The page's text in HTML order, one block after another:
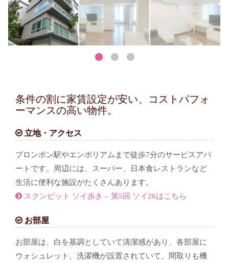
条件の割に家賃設定が安い、コストパフォ
ーマンスの高い物件。
立地・アクセス
プロンポン駅やエンポリアムまで徒歩7分のサービスアパ
ートです。周辺には、スーパー、日本食レストランなど
生活に便利な施設がたくさんあります。
スクンビット ソイ歩き – 第5回 ソイ26はこちら
お部屋
お部屋は、白を基調としていて清潔感があり、各部屋に
ウォシュレット、洗濯機が設置されていて、間取りも機